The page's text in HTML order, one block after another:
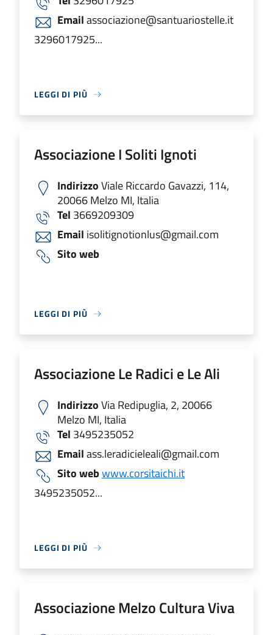
Emailassociazione@santuariostelle.it
3296017925...
LEGGI DI PIÙ
Associazione I Soliti Ignoti
IndirizzoViale Riccardo Gavazzi, 114,
20066 Melzo MI, Italia
Tel 3669209309
Email isolitignotionlus@gmail.com
Sito web
LEGGI DI PIÙ
Associazione Le Radici e Le Ali
IndirizzoVia Redipuglia, 2, 20066
Melzo MI, Italia
Tel 3495235052
Emailass.leradicieleali@gmail.com
Sito webwww.corsitaichi.it
3495235052...
LEGGI DI PIÙ
Associazione Melzo Cultura Viva